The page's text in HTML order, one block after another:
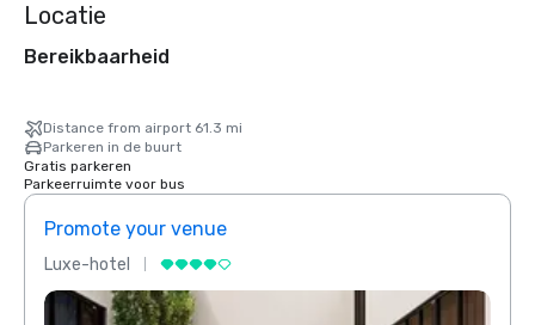
Locatie
Bereikbaarheid
Distance from airport 61.3 mi
Parkeren in de buurt
Gratis parkeren
Parkeerruimte voor bus
Promote your venue
Luxe-hotel